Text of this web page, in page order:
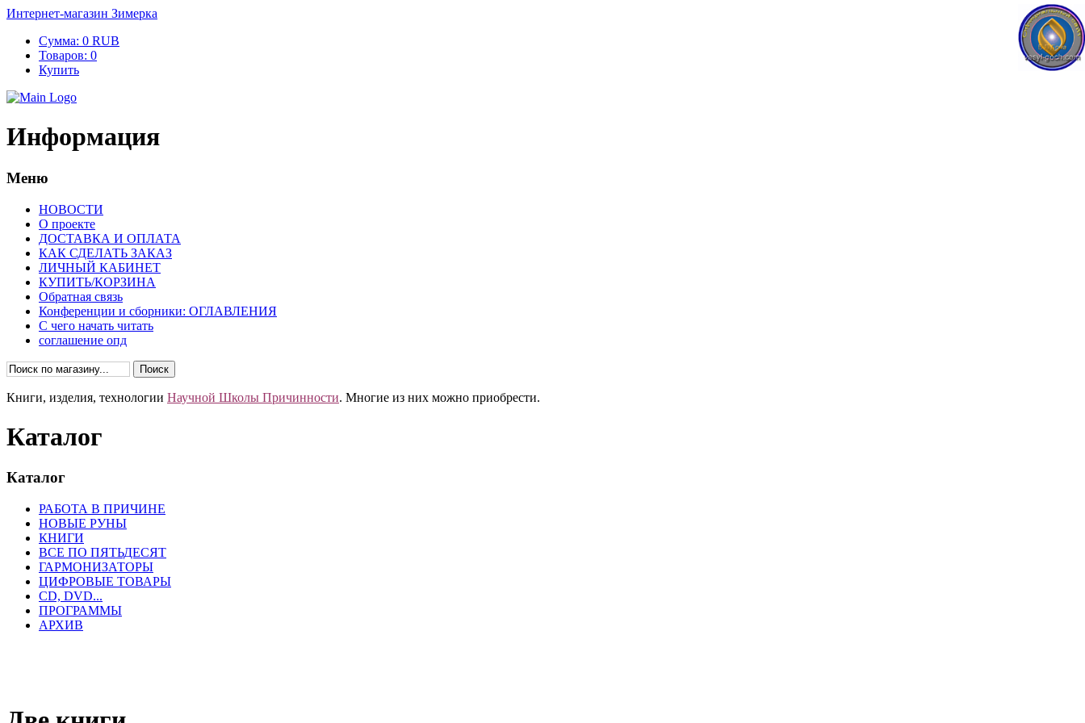
Интернет-магазин Зимерка
Сумма: 0 RUB
Товаров: 0
Купить
Информация
Меню
НОВОСТИ
О проекте
ДОСТАВКА И ОПЛАТА
КАК СДЕЛАТЬ ЗАКАЗ
ЛИЧНЫЙ КАБИНЕТ
КУПИТЬ/КОРЗИНА
Обратная связь
Конференции и сборники: ОГЛАВЛЕНИЯ
С чего начать читать
соглашение опд
Книги, изделия, технологии Научной Школы Причинности. Многие из них можно приобрести.
Каталог
Каталог
РАБОТА В ПРИЧИНЕ
НОВЫЕ РУНЫ
КНИГИ
ВСЕ ПО ПЯТЬДЕСЯТ
ГАРМОНИЗАТОРЫ
ЦИФРОВЫЕ ТОВАРЫ
CD, DVD...
ПРОГРАММЫ
АРХИВ